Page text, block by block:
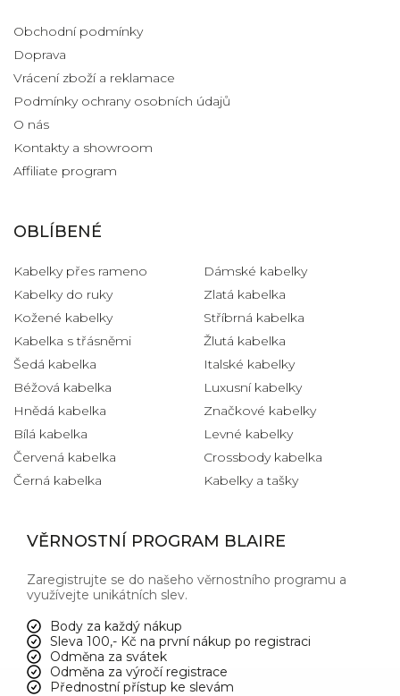
Obchodní podmínky
Doprava
Vrácení zboží a reklamace
Podmínky ochrany osobních údajů
O nás
Kontakty a showroom
Affiliate program
OBLÍBENÉ
Kabelky přes rameno
Kabelky do ruky
Kožené kabelky
Kabelka s třásněmi
Šedá kabelka
Béžová kabelka
Hnědá kabelka
Bílá kabelka
Červená kabelka
Černá kabelka
Dámské kabelky
Zlatá kabelka
Stříbrná kabelka
Žlutá kabelka
Italské kabelky
Luxusní kabelky
Značkové kabelky
Levné kabelky
Crossbody kabelka
Kabelky a tašky
VĚRNOSTNÍ PROGRAM BLAIRE
Zaregistrujte se do našeho věrnostního programu a
využívejte unikátních slev.
Body za každý nákup
Sleva 100,- Kč na první nákup po registraci
Odměna za svátek
Odměna za výročí registrace
Přednostní přístup ke slevám